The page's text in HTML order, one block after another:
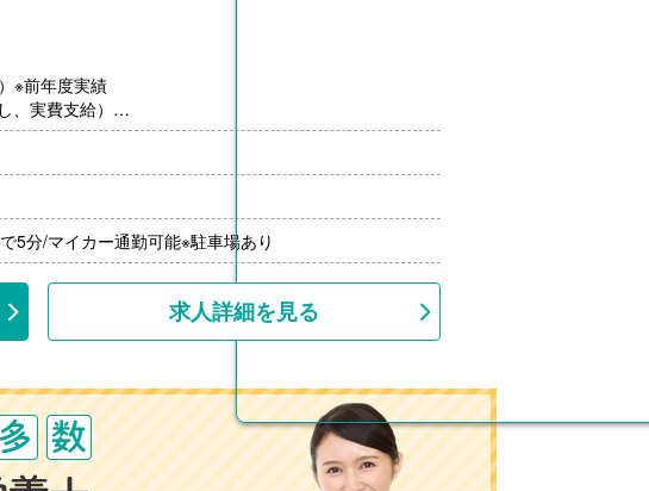
※前年度実績
、実費支給）
円-）※前年度実績
5分/マイカー通勤可能※駐車場あり
求人詳細を見る